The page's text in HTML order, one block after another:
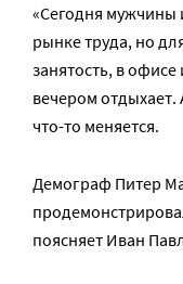
«Сегодня мужчины
рынке труда, но
занятость, в
вечером отдыхает.
что-то меняется.
Демограф Питер
поясняет Иван